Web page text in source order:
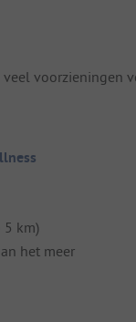
voorzieningen
5 km)
het meer